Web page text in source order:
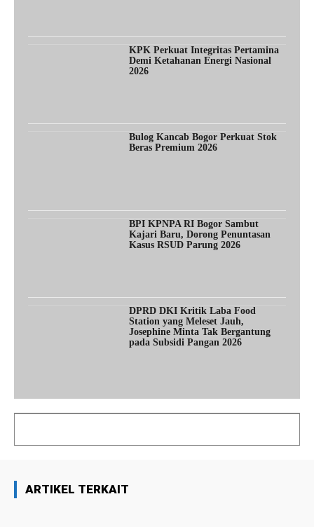
KPK Perkuat Integritas Pertamina
Demi Ketahanan Energi Nasional
2026
Bulog Kancab Bogor Perkuat Stok
Beras Premium 2026
BPI KPNPA RI Bogor Sambut
Kajari Baru, Dorong Penuntasan
Kasus RSUD Parung 2026
DPRD DKI Kritik Laba Food
Station yang Meleset Jauh,
Josephine Minta Tak Bergantung
pada Subsidi Pangan 2026
ARTIKEL TERKAIT